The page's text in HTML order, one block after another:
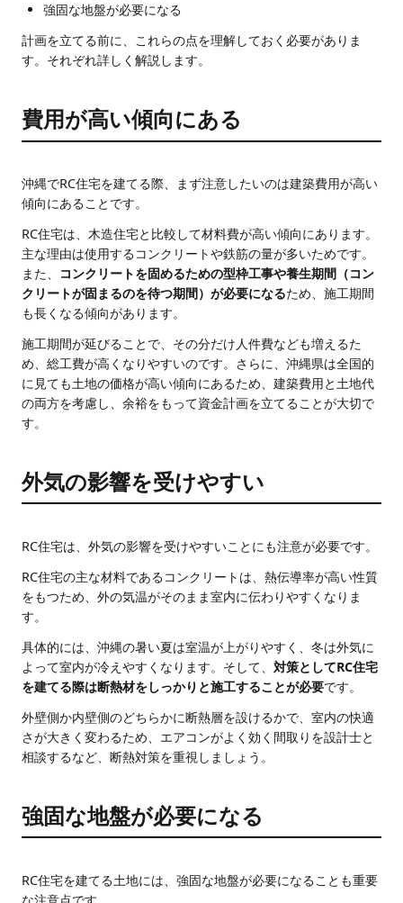
強固な地盤が必要になる
計画を立てる前に、これらの点を理解しておく必要がありま
す。それぞれ詳しく解説します。
費用が高い傾向にある
沖縄でRC住宅を建てる際、まず注意したいのは建築費用が高い
傾向にあることです。
RC住宅は、木造住宅と比較して材料費が高い傾向にあります。
主な理由は使用するコンクリートや鉄筋の量が多いためです。
また、
コンクリートを固めるための型枠工事や養生期間（コン
クリートが固まるのを待つ期間）が必要になるため、施工期間
も長くなる傾向があります。
施工期間が延びることで、その分だけ人件費なども増えるた
め、総工費が高くなりやすいのです。さらに、沖縄県は全国的
に見ても土地の価格が高い傾向にあるため、建築費用と土地代
の両方を考慮し、余裕をもって資金計画を立てることが大切で
す。
外気の影響を受けやすい
RC住宅は、外気の影響を受けやすいことにも注意が必要です。
RC住宅の主な材料であるコンクリートは、熱伝導率が高い性質
をもつため、外の気温がそのまま室内に伝わりやすくなりま
す。
具体的には、沖縄の暑い夏は室温が上がりやすく、冬は外気に
よって室内が冷えやすくなります。そして、 対策としてRC住宅
を建てる際は断熱材をしっかりと施工することが必要です。
外壁側か内壁側のどちらかに断熱層を設けるかで、室内の快適
さが大きく変わるため、エアコンがよく効く間取りを設計士と
相談するなど、断熱対策を重視しましょう。
強固な地盤が必要になる
RC住宅を建てる土地には、強固な地盤が必要になることも重要